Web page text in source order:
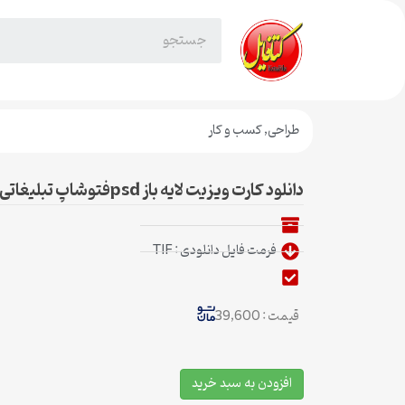
طراحی,کسب و کار
دانلود کارت ویزیت لایه باز psdفتوشاپ تبلیغاتی مانتو3
فرمت فایل دانلودی : TIF
قیمت : 39,600
افزودن به سبد خرید